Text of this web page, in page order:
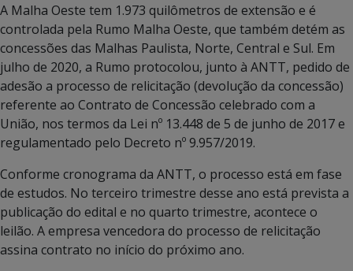
A Malha Oeste tem 1.973 quilômetros de extensão e é
controlada pela Rumo Malha Oeste, que também detém as
concessões das Malhas Paulista, Norte, Central e Sul. Em
julho de 2020, a Rumo protocolou, junto à ANTT, pedido de
adesão a processo de relicitação (devolução da concessão)
referente ao Contrato de Concessão celebrado com a
União, nos termos da Lei nº 13.448 de 5 de junho de 2017 e
regulamentado pelo Decreto nº 9.957/2019.
Conforme cronograma da ANTT, o processo está em fase
de estudos. No terceiro trimestre desse ano está prevista a
publicação do edital e no quarto trimestre, acontece o
leilão. A empresa vencedora do processo de relicitação
assina contrato no início do próximo ano.